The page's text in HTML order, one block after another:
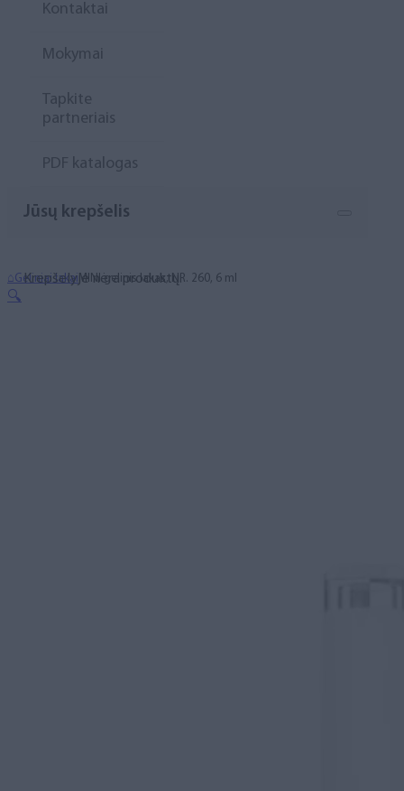
Kontaktai
Mokymai
Tapkite
partneriais
PDF katalogas
Jūsų krepšelis
Krepšelyje nėra produktų.
⌂Geliniai lakai MINI gelinis lakas, NR. 260, 6 ml
🔍